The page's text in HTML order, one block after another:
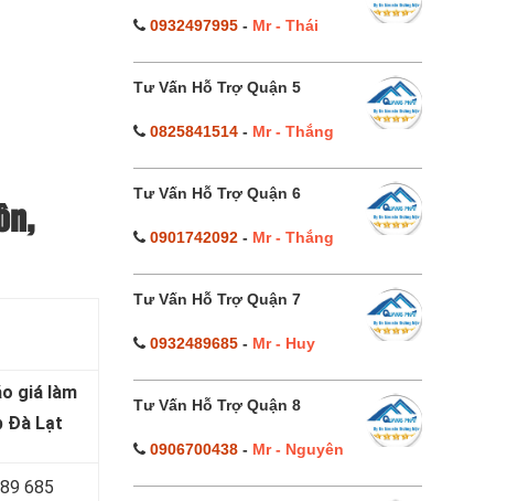
giá làm
Đà Lạt
685
0932497995- Mr - Thái
Tư Vấn Hỗ Trợ Quận 5
0825841514- Mr - Thắng
Tư Vấn Hỗ Trợ Quận 6
0901742092- Mr - Thắng
Tư Vấn Hỗ Trợ Quận 7
0932489685- Mr - Huy
Tư Vấn Hỗ Trợ Quận 8
0906700438- Mr - Nguyên